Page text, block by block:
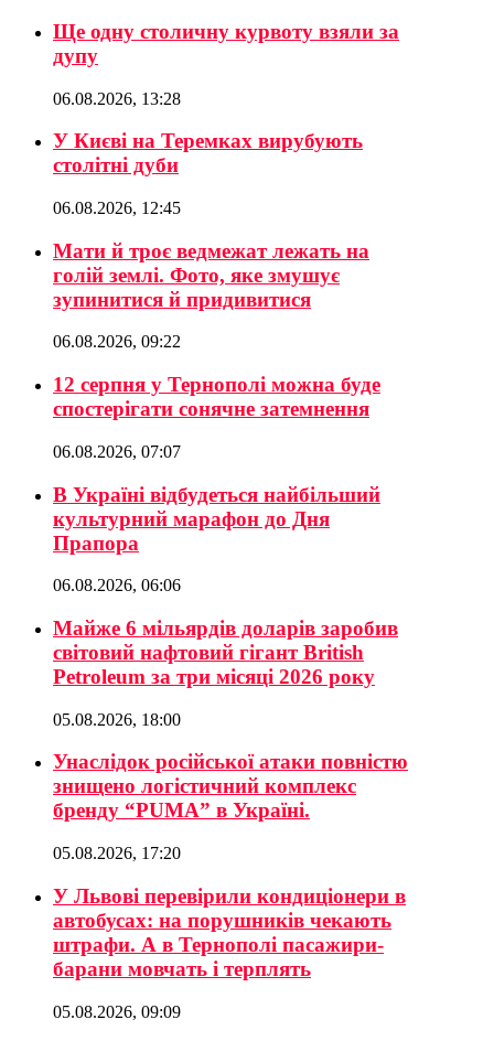
Ще одну столичну курвоту взяли за
дупу
06.08.2026, 13:28
У Києві на Теремках вирубують
столітні дуби
06.08.2026, 12:45
Мати й троє ведмежат лежать на
голій землі. Фото, яке змушує
зупинитися й придивитися
06.08.2026, 09:22
12 серпня у Тернополі можна буде
спостерігати сонячне затемнення
06.08.2026, 07:07
В Україні відбудеться найбільший
культурний марафон до Дня
Прапора
06.08.2026, 06:06
Майже 6 мільярдів доларів заробив
світовий нафтовий гігант British
Petroleum за три місяці 2026 року
05.08.2026, 18:00
Унаслідок російської атаки повністю
знищено логістичний комплекс
бренду “PUMA” в Україні.
05.08.2026, 17:20
У Львові перевірили кондиціонери в
автобусах: на порушників чекають
штрафи. А в Тернополі пасажири-
барани мовчать і терплять
05.08.2026, 09:09